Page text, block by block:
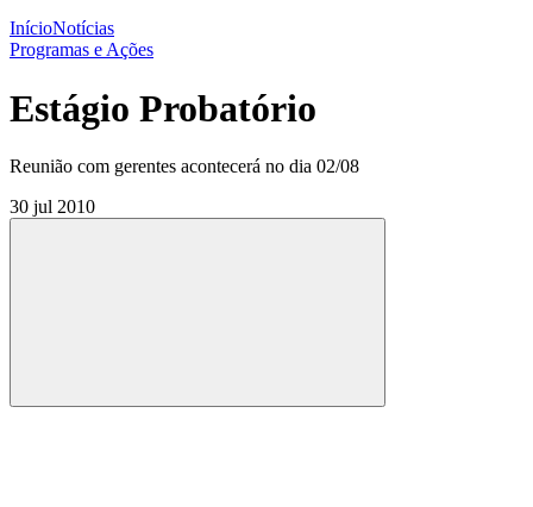
InícioNotícias
Programas e Ações
Estágio Probatório
Reunião com gerentes acontecerá no dia 02/08
30 jul 2010
Compartilhar